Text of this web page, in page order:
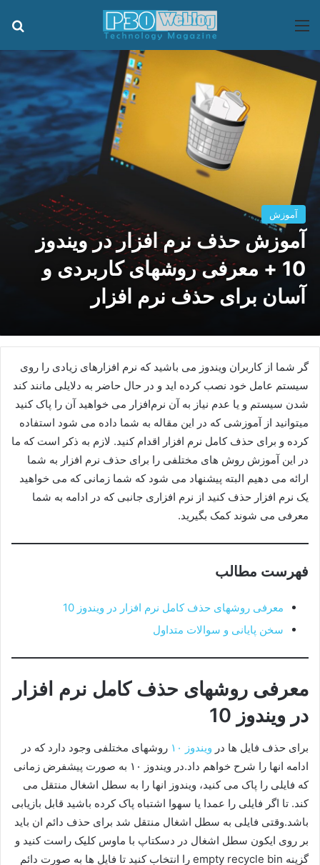
منو
آموزش
آموزش حذف نرم افزار در ویندوز
10 + معرفی روشهای کاربردی و
آسان برای حذف نرم افزار
گر شما از کاربران ویندوز می باشید که نرم افزارهای زیادی را روی
سیستم عامل خود نصب کرده اید و در حال حاضر به دلایلی مانند کند
شدن سیستم و یا عدم نیاز به آن نرم‌افزار می خواهید آن را پاک کنید
میتوانید از آموزشی که در این مقاله به شما داده می شود استفاده
کرده و برای حذف کامل نرم افزار اقدام کنید. لازم به ذکر است که ما
در این آموزش روش های مختلفی را برای حذف نرم افزار به شما
ارائه می دهیم البته پیشنهاد می شود که شما زمانی که می خواهید
یک نرم افزار حذف کنید از نرم افزاری جانبی که در ادامه به شما
معرفی می شوند کمک بگیرید.
فهرست مطالب
معرفی روشهای حذف کامل نرم افزار در ویندوز 10
سخن پایانی و سوالات متداول
معرفی روشهای حذف کامل نرم افزار
در ویندوز 10
برای حذف فایل ها در ویندوز ۱۰
روشهای مختلفی وجود دارد که در
ادامه انها را شرح خواهم داد.در ویندوز ۱۰ به صورت پیشفرض زمانی
که فایلی را پاک می کنید، ویندوز انها را به سطل اشغال منتقل می
کند. تا اگر فایلی را عمدا یا سهوا اشتباه پاک کرده باشید قابل بازیابی
باشد.وقتی فایلی به سطل اشغال منتقل شد برای حذف دائم ان باید
بر روی ایکون سطل اشغال در دسکتاپ با ماوس کلیک راست کنید و
گزینه empty recycle bin را انتخاب کنید تا فایل ها به صورت دائم